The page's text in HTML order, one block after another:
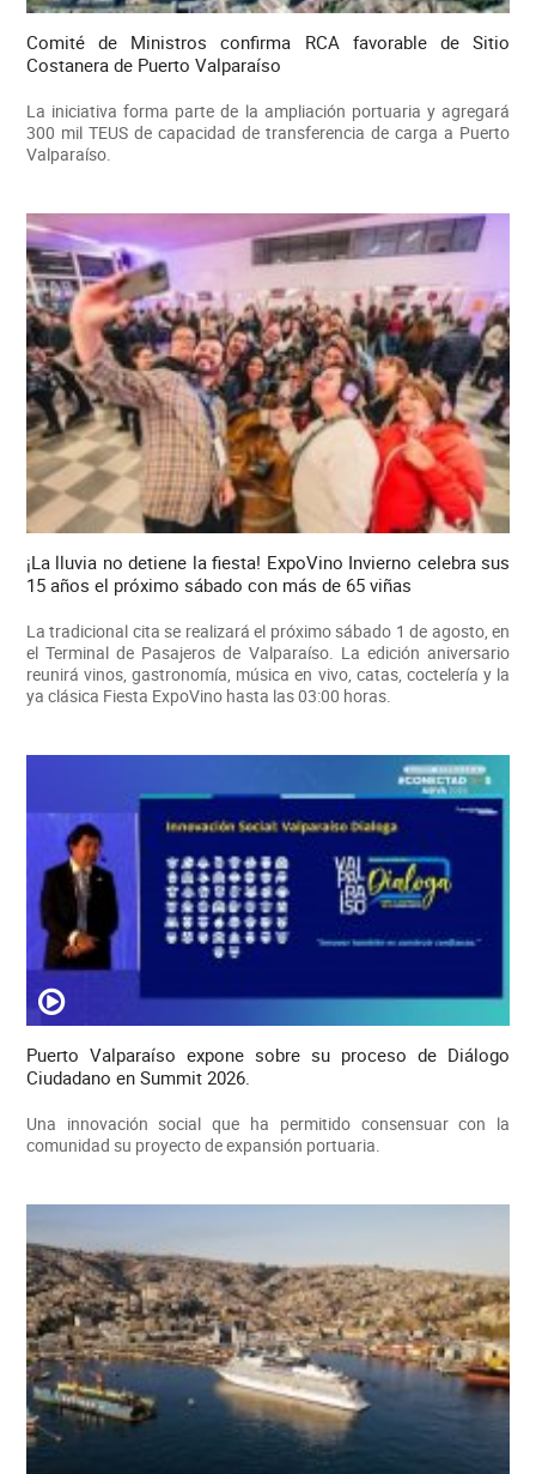
Comité de Ministros confirma RCA favorable de Sitio
Costanera de Puerto Valparaíso
La iniciativa forma parte de la ampliación portuaria y agregará
300 mil TEUS de capacidad de transferencia de carga a Puerto
Valparaíso.
¡La lluvia no detiene la fiesta! ExpoVino Invierno celebra sus
15 años el próximo sábado con más de 65 viñas
La tradicional cita se realizará el próximo sábado 1 de agosto, en
el Terminal de Pasajeros de Valparaíso. La edición aniversario
reunirá vinos, gastronomía, música en vivo, catas, coctelería y la
ya clásica Fiesta ExpoVino hasta las 03:00 horas.
Puerto Valparaíso expone sobre su proceso de Diálogo
Ciudadano en Summit 2026.
Una innovación social que ha permitido consensuar con la
comunidad su proyecto de expansión portuaria.